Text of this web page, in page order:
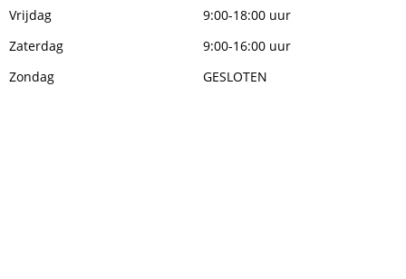
Vrijdag
9:00-18:00 uur
Zaterdag
9:00-16:00 uur
Zondag
GESLOTEN